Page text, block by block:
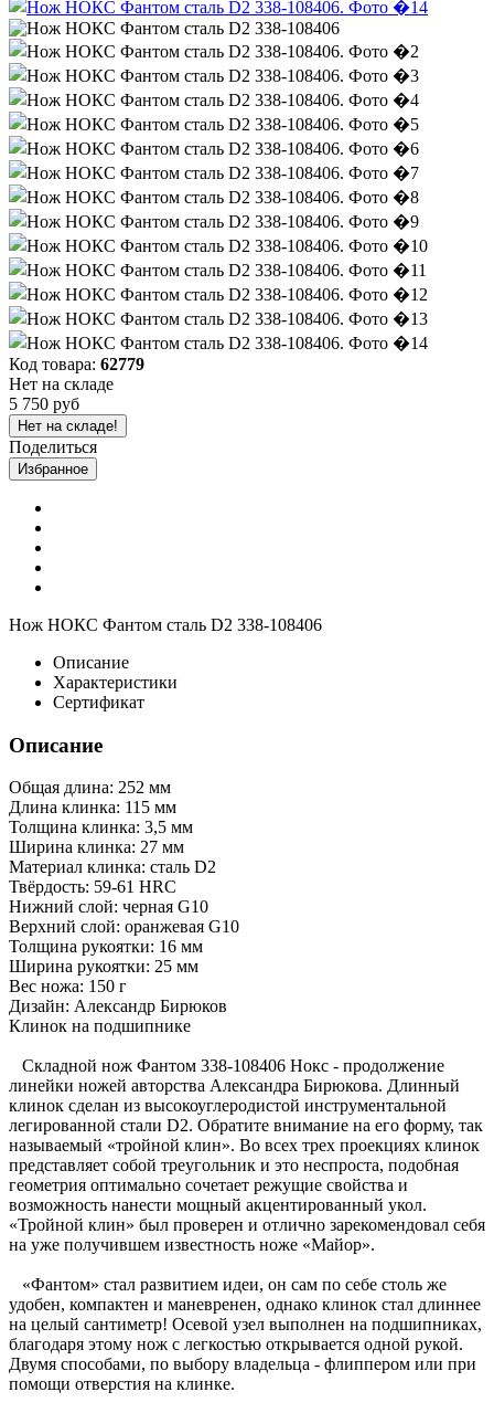
Код товара: 62779
Нет на складе
5 750 руб
Нет на складе!
Поделиться
Избранное
Нож НОКС Фантом сталь D2 338-108406
Описание
Характеристики
Сертификат
Описание
Общая длина: 252 мм
Длина клинка: 115 мм
Толщина клинка: 3,5 мм
Ширина клинка: 27 мм
Материал клинка: сталь D2
Твёрдость: 59-61 HRC
Нижний слой: черная G10
Верхний слой: оранжевая G10
Толщина рукоятки: 16 мм
Ширина рукоятки: 25 мм
Вес ножа: 150 г
Дизайн: Александр Бирюков
Клинок на подшипнике
Складной нож Фантом 338-108406 Нокс - продолжение
линейки ножей авторства Александра Бирюкова. Длинный
клинок сделан из высокоуглеродистой инструментальной
легированной стали D2. Обратите внимание на его форму, так
называемый «тройной клин». Во всех трех проекциях клинок
представляет собой треугольник и это неспроста, подобная
геометрия оптимально сочетает режущие свойства и
возможность нанести мощный акцентированный укол.
«Тройной клин» был проверен и отлично зарекомендовал себя
на уже получившем известность ноже «Майор».
«Фантом» стал развитием идеи, он сам по себе столь же
удобен, компактен и маневренен, однако клинок стал длиннее
на целый сантиметр! Осевой узел выполнен на подшипниках,
благодаря этому нож с легкостью открывается одной рукой.
Двумя способами, по выбору владельца - флиппером или при
помощи отверстия на клинке.